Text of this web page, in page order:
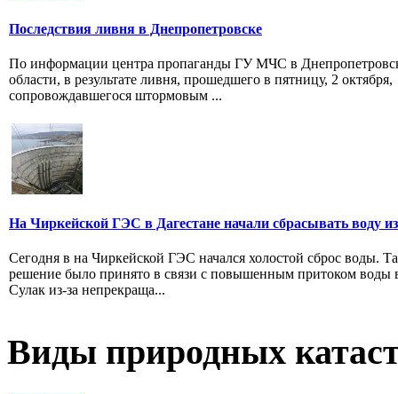
Последствия ливня в Днепропетровске
По информации центра пропаганды ГУ МЧС в
области, в результате ливня, прошедшего в пятницу, 2 октября,
сопровождавшегося штормовым ...
На Чиркейской ГЭС в Дагестане начали сбрасывать воду из
Сегодня в на Чиркейской ГЭС начался холостой сброс воды.
решение было принято в связи с повышенным притоком воды
Сулак из-за непрекраща...
Виды природных